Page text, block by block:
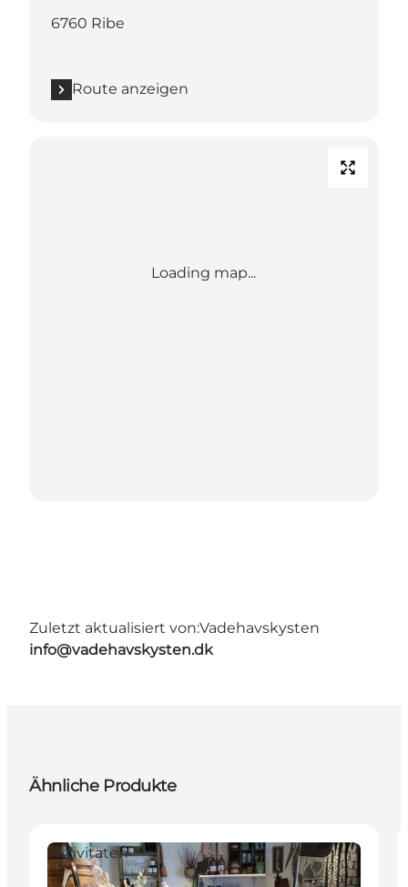
6760 Ribe
Route anzeigen
Loading map...
Zuletzt aktualisiert von:Vadehavskysten
info@vadehavskysten.dk
Ähnliche Produkte
Aktivitäten